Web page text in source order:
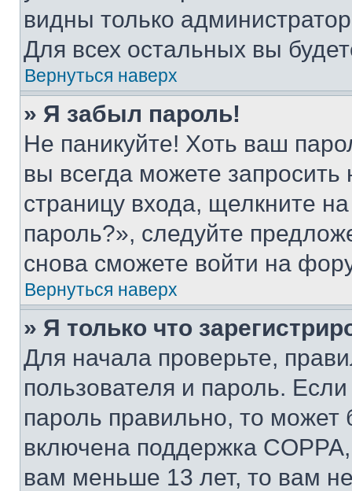
видны только
Для всех остальных вы
Вернуться наверх
» Я забыл пароль!
Не паникуйте! Хоть ваш
вы всегда можете
страницу входа, щелкните
пароль?», следуйте
снова сможете войти на
Вернуться наверх
» Я только что
Для начала проверьте,
пользователя и пароль.
пароль правильно, то может
включена поддержка
вам меньше 13 лет, то вам